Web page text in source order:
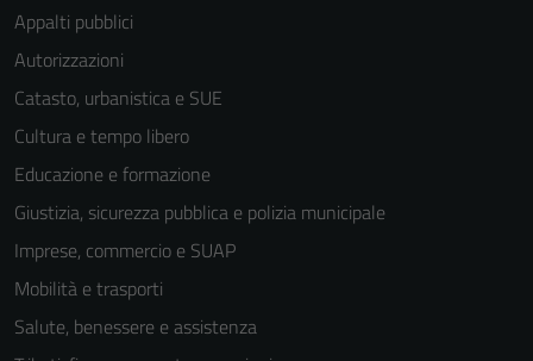
Appalti pubblici
Autorizzazioni
Catasto, urbanistica e SUE
Cultura e tempo libero
Educazione e formazione
Giustizia, sicurezza pubblica e polizia municipale
Imprese, commercio e SUAP
Mobilità e trasporti
Salute, benessere e assistenza